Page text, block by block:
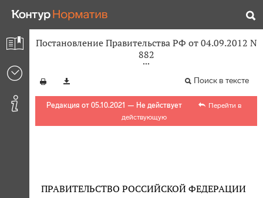
Постановление Правительства РФ от 04.09.2012 N
882
Поиск в тексте
Редакция от 05.10.2021 — Не действует
Перейти в
действующую
ПРАВИТЕЛЬСТВО РОССИЙСКОЙ ФЕДЕРАЦИИ